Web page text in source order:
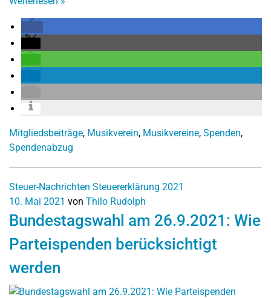
Mitgliedsbeiträge, Musikverein, Musikvereine, Spenden,
Spendenabzug
Steuer-Nachrichten Steuererklärung 2021
10. Mai 2021 von Thilo Rudolph
Bundestagswahl am 26.9.2021: Wie
Parteispenden berücksichtigt
werden